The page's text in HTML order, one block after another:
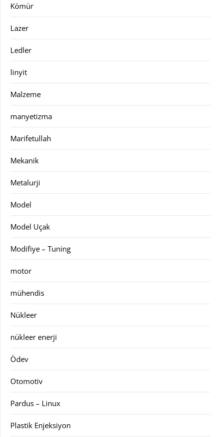
Kömür
Lazer
Ledler
linyit
Malzeme
manyetizma
Marifetullah
Mekanik
Metalurji
Model
Model Uçak
Modifiye – Tuning
motor
mühendis
Nükleer
nükleer enerji
Ödev
Otomotiv
Pardus – Linux
Plastik Enjeksiyon